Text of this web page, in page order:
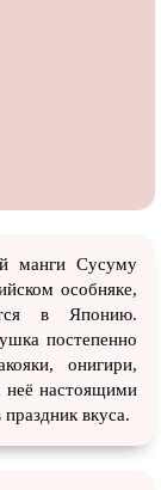
манги Сусуму
особняке,
в Японию.
постепенно
онигири,
неё настоящими
вкуса.